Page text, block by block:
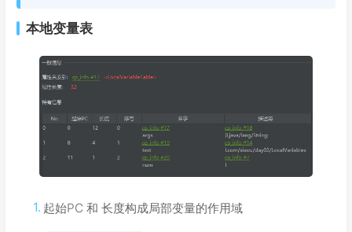
本地变量表
起始PC 和 长度构成局部变量的作用域